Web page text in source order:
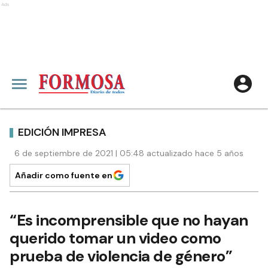
Ads
EDICIÓN IMPRESA
6 de septiembre de 2021 | 05:48 actualizado hace 5 años
Añadir como fuente en
“Es incomprensible que no hayan
querido tomar un video como
prueba de violencia de género”